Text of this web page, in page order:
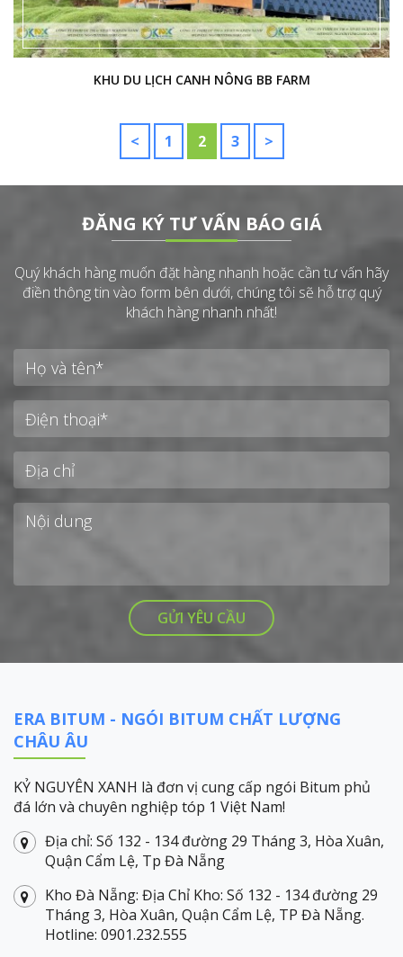
KHU DU LỊCH CANH NÔNG BB FARM
< 1 2 3 >
ĐĂNG KÝ TƯ VẤN BÁO GIÁ
Quý khách hàng muốn đặt hàng nhanh hoặc cần tư vấn hãy
điền thông tin vào form bên dưới, chúng tôi sẽ hỗ trợ quý
khách hàng nhanh nhất!
ERA BITUM - NGÓI BITUM CHẤT LƯỢNG
CHÂU ÂU
KỶ NGUYÊN XANH là đơn vị cung cấp ngói Bitum phủ
đá lớn và chuyên nghiệp tóp 1 Việt Nam!
Địa chỉ: Số 132 - 134 đường 29 Tháng 3, Hòa Xuân,
Quận Cẩm Lệ, Tp Đà Nẵng
Kho Đà Nẵng: Địa Chỉ Kho: Số 132 - 134 đường 29
Tháng 3, Hòa Xuân, Quận Cẩm Lệ, TP Đà Nẵng.
Hotline: 0901.232.555